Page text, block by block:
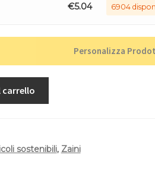
€5.04 6904
Personalizza
carrello
sostenibili, Zaini